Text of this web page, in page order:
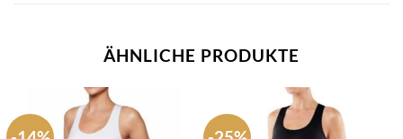
ÄHNLICHE PRODUKTE